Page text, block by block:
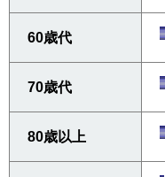
60歳代
70歳代
80歳以上